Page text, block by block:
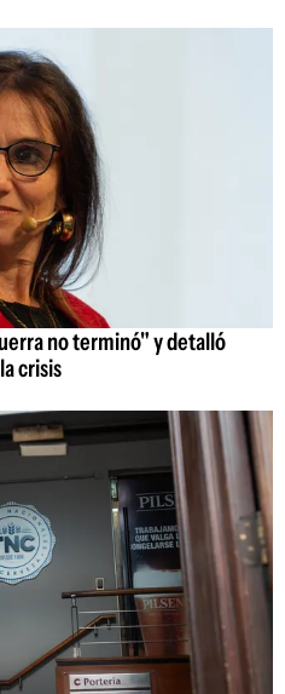
no terminó" y detalló
crisis